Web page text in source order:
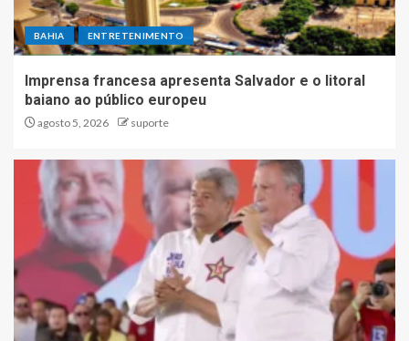
BAHIA ENTRETENIMENTO
Imprensa francesa apresenta Salvador e o litoral
baiano ao público europeu
agosto 5, 2026 suporte